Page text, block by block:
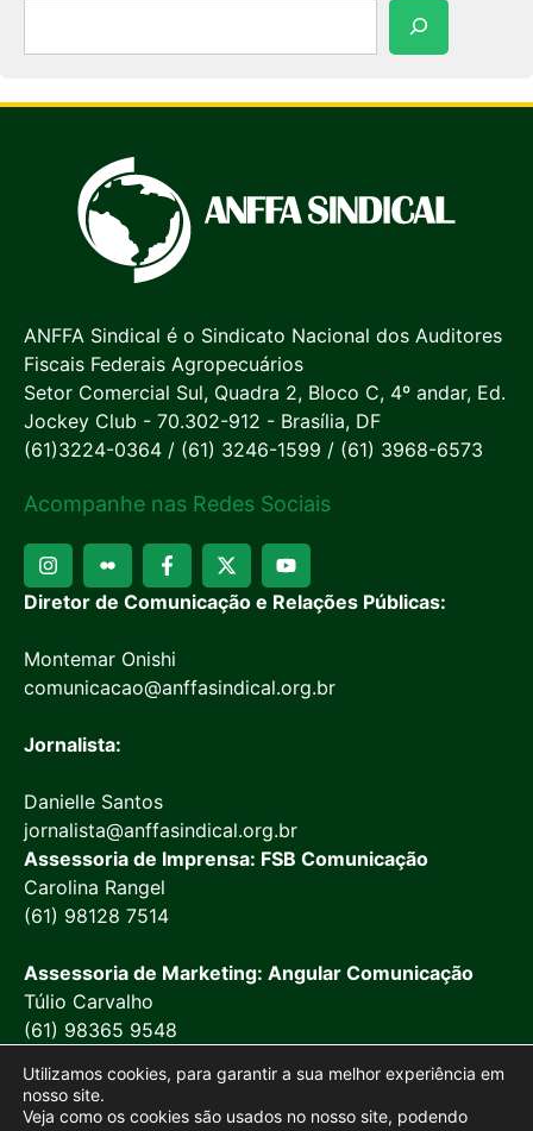
ANFFA Sindical é o Sindicato Nacional dos Auditores
Fiscais Federais Agropecuários
Setor Comercial Sul, Quadra 2, Bloco C, 4º andar, Ed.
Jockey Club - 70.302-912 - Brasília, DF
(61)3224-0364 / (61) 3246-1599 / (61) 3968-6573
Acompanhe nas Redes Sociais
Diretor de Comunicação e Relações Públicas:
Montemar Onishi
comunicacao@anffasindical.org.br
Jornalista:
Danielle Santos
jornalista@anffasindical.org.br
Assessoria de Imprensa: FSB Comunicação
Carolina Rangel
(61) 98128 7514
Assessoria de Marketing: Angular Comunicação
Túlio Carvalho
(61) 98365 9548
Utilizamos cookies, para garantir a sua melhor experiência em
nosso site.
Veja como os cookies são usados no nosso site, podendo